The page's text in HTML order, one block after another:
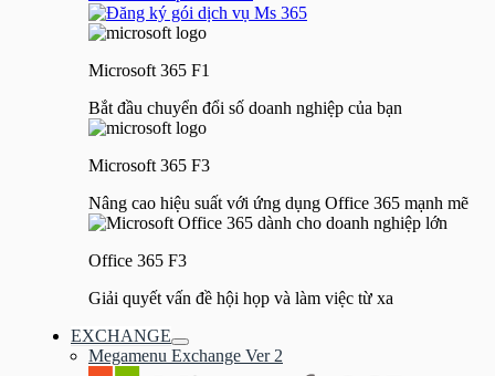
Microsoft 365 F1
Bắt đầu chuyển đổi số doanh nghiệp của bạn
Microsoft 365 F3
Nâng cao hiệu suất với ứng dụng Office 365 mạnh mẽ
Office 365 F3
Giải quyết vấn đề hội họp và làm việc từ xa
EXCHANGE
Bật/tắt
Menu
Megamenu Exchange Ver 2